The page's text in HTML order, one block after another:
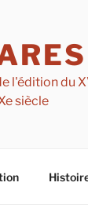
l'édition du
siècle